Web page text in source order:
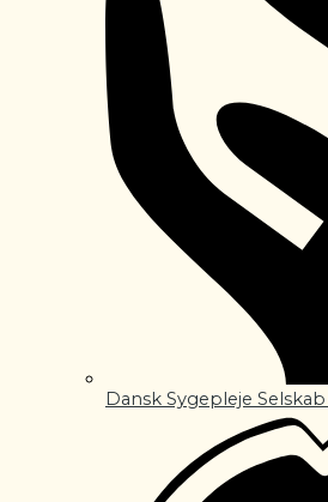
Dansk Sygepleje Selskab